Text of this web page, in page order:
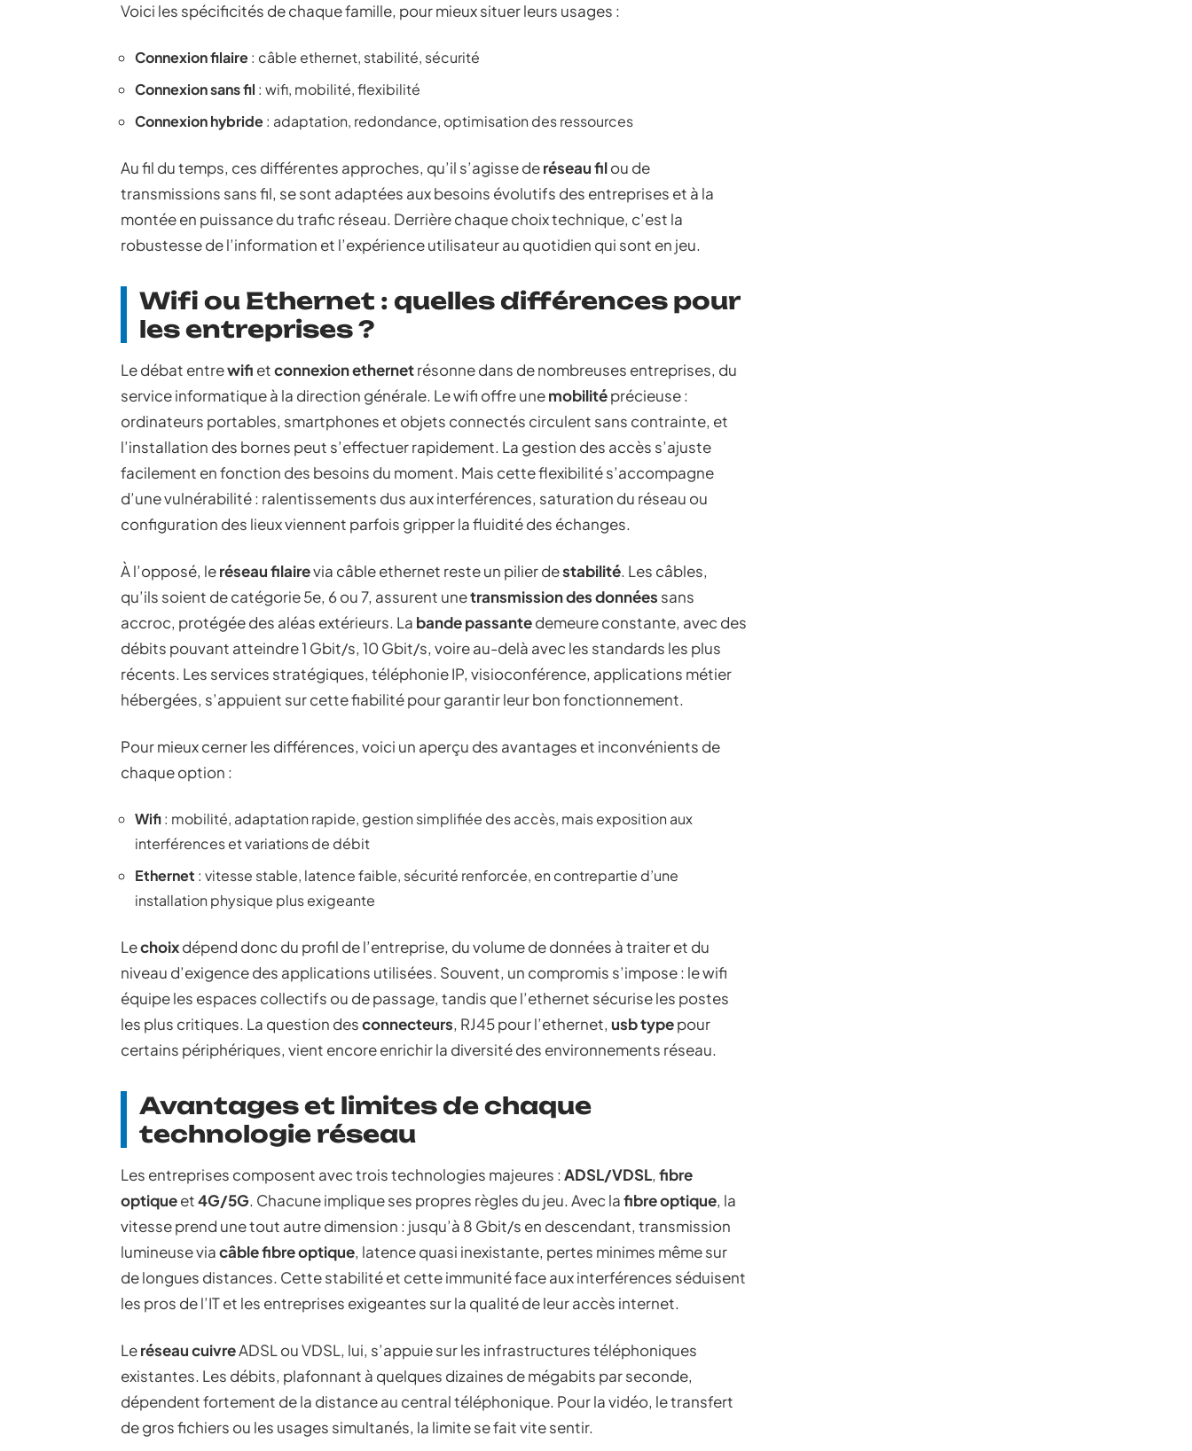
Voici les spécificités de chaque famille, pour mieux situer leurs usages :
Connexion filaire: câble ethernet, stabilité, sécurité
Connexion sans fil : wifi, mobilité, flexibilité
Connexion hybride: adaptation, redondance, optimisation des ressources
Au fil du temps, ces différentes approches, qu’il s’agisse deréseau filou de
transmissions sans fil, se sont adaptées aux besoins évolutifs des entreprises et à la
montée en puissance du trafic réseau. Derrière chaque choix technique, c’est la
robustesse de l’information et l’expérience utilisateur au quotidien qui sont en jeu.
Wifi ou Ethernet : quelles différences pour
les entreprises ?
Le débat entrewifi etconnexion ethernetrésonne dans de nombreuses entreprises, du
service informatique à la direction générale. Le wifi offre unemobilitéprécieuse :
ordinateurs portables, smartphones et objets connectés circulent sans contrainte, et
l’installation des bornes peut s’effectuer rapidement. La gestion des accès s’ajuste
facilement en fonction des besoins du moment. Mais cette flexibilité s’accompagne
d’une vulnérabilité : ralentissements dus aux interférences, saturation du réseau ou
configuration des lieux viennent parfois gripper la fluidité des échanges.
À l’opposé, leréseau filairevia câble ethernet reste un pilier destabilité. Les câbles,
qu’ils soient de catégorie 5e, 6 ou 7, assurent unetransmission des données sans
accroc, protégée des aléas extérieurs. La bande passantedemeure constante, avec des
débits pouvant atteindre 1 Gbit/s, 10 Gbit/s, voire au-delà avec les standards les plus
récents. Les services stratégiques, téléphonie IP, visioconférence, applications métier
hébergées, s’appuient sur cette fiabilité pour garantir leur bon fonctionnement.
Pour mieux cerner les différences, voici un aperçu des avantages et inconvénients de
chaque option :
Wifi: mobilité, adaptation rapide, gestion simplifiée des accès, mais exposition aux
interférences et variations de débit
Ethernet : vitesse stable, latence faible, sécurité renforcée, en contrepartie d’une
installation physique plus exigeante
Lechoixdépend donc du profil de l’entreprise, du volume de données à traiter et du
niveau d’exigence des applications utilisées. Souvent, un compromis s’impose : le wifi
équipe les espaces collectifs ou de passage, tandis que l’ethernet sécurise les postes
les plus critiques. La question desconnecteurs, RJ45 pour l’ethernet, usb typepour
certains périphériques, vient encore enrichir la diversité des environnements réseau.
Avantages et limites de chaque
technologie réseau
Les entreprises composent avec trois technologies majeures : ADSL/VDSL, fibre
optiqueet4G/5G. Chacune implique ses propres règles du jeu. Avec lafibre optique, la
vitesse prend une tout autre dimension : jusqu’à 8 Gbit/s en descendant, transmission
lumineuse viacâble fibre optique, latence quasi inexistante, pertes minimes même sur
de longues distances. Cette stabilité et cette immunité face aux interférences séduisent
les pros de l’IT et les entreprises exigeantes sur la qualité de leur accès internet.
Leréseau cuivreADSL ou VDSL, lui, s’appuie sur les infrastructures téléphoniques
existantes. Les débits, plafonnant à quelques dizaines de mégabits par seconde,
dépendent fortement de la distance au central téléphonique. Pour la vidéo, le transfert
de gros fichiers ou les usages simultanés, la limite se fait vite sentir.